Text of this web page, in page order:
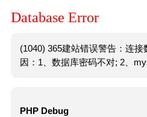
Database Error
(1040) 365建站错误警告：连
因：1、数据库密码不对; 2、
PHP Debug